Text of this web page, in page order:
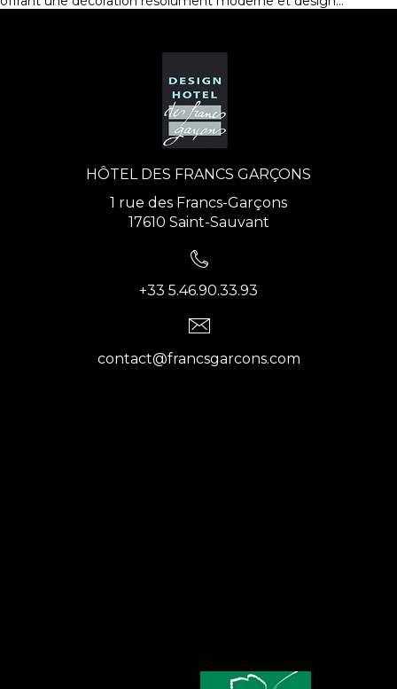
HÔTEL DES FRANCS GARÇONS
1 rue des Francs-Garçons
17610 Saint-Sauvant
+33 5.46.90.33.93
contact@francsgarcons.com